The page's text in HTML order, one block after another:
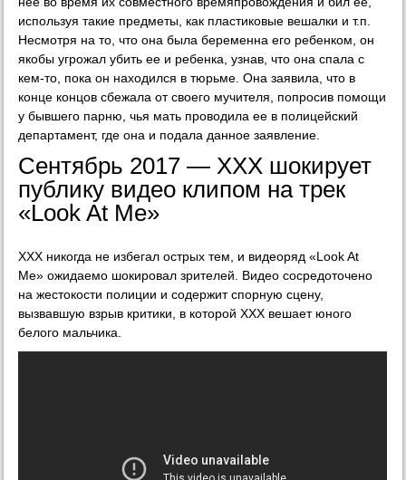
используя такие предметы, как пластиковые вешалки и т.п.
Несмотря на то, что она была беременна его ребенком, он
якобы угрожал убить ее и ребенка, узнав, что она спала с
кем-то, пока он находился в тюрьме. Она заявила, что в
конце концов сбежала от своего мучителя, попросив помощи
у бывшего парню, чья мать проводила ее в полицейский
департамент, где она и подала данное заявление.
Сентябрь 2017 — XXX шокирует
публику видео клипом на трек
«Look At Me»
XXX никогда не избегал острых тем, и видеоряд «Look At
Me» ожидаемо шокировал зрителей. Видео сосредоточено
на жестокости полиции и содержит спорную сцену,
вызвавшую взрыв критики, в которой ХХХ вешает юного
белого мальчика.